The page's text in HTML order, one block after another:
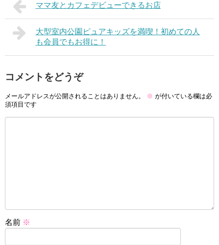
ママ友とカフェデビューできるお店
大型室内公園ピュアキッズを満喫！初めての人
も会員でもお得に！
コメントをどうぞ
メールアドレスが公開されることはありません。 ※ が付いている欄は必
須項目です
名前 ※